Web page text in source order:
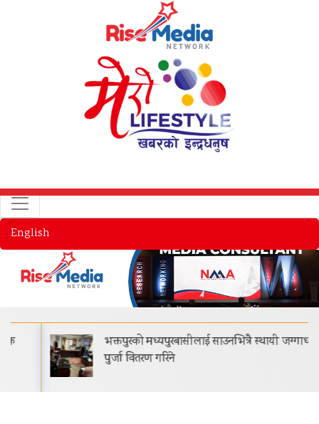
English
भक्तपुरको मध्यपुरबासीलाई साउनभित्रै स्थायी जग्गाधनी
पुर्जा वितरण गरिने